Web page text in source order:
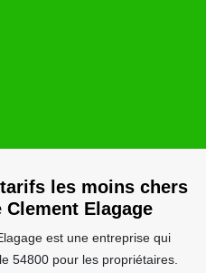
les moins chers
Elagage
est une entreprise qui
54800 pour les propriétaires.